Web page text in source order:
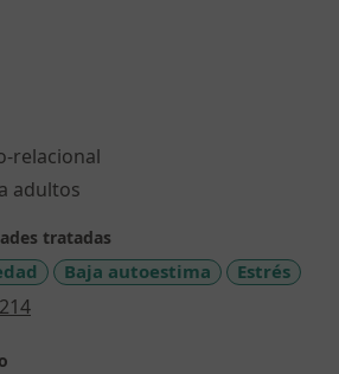
relacional
adultos
tratadas
Baja autoestima
Estrés
a11y_sr_more_diseases